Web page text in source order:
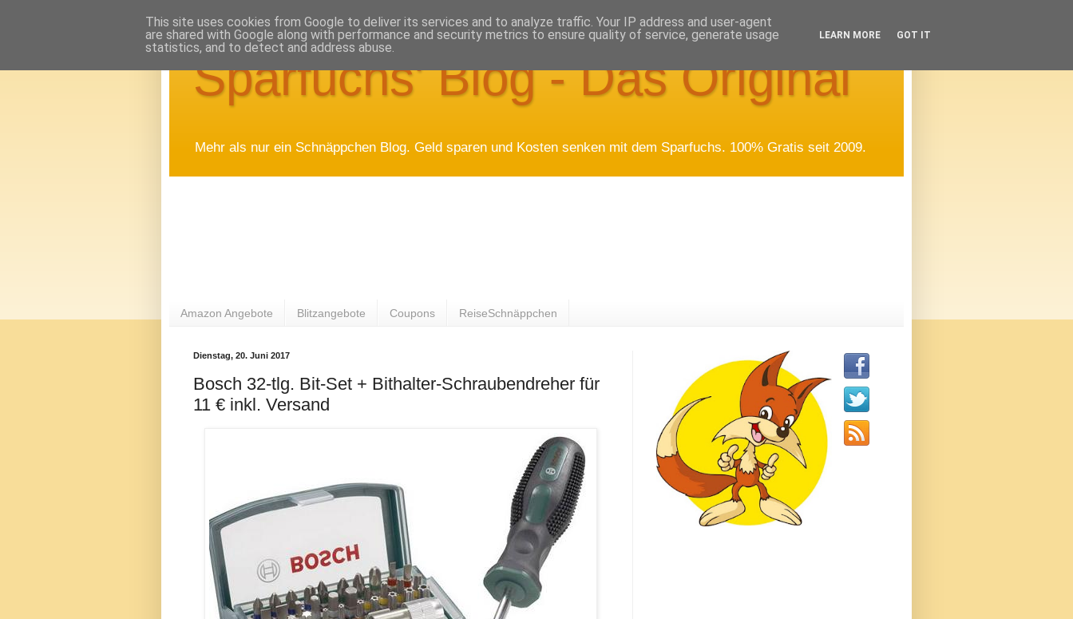
Sparfuchs' Blog - Das Original
Mehr als nur ein Schnäppchen Blog. Geld sparen und Kosten senken mit dem Sparfuchs. 100% Gratis seit 2009.
Amazon Angebote Blitzangebote Coupons ReiseSchnäppchen
Dienstag, 20. Juni 2017
Bosch 32-tlg. Bit-Set + Bithalter-Schraubendreher für
11 € inkl. Versand
This site uses cookies from Google to deliver its services and to analyze traffic. Your IP address and user-agent
are shared with Google along with performance and security metrics to ensure quality of service, generate usage
statistics, and to detect and address abuse.
LEARN MORE GOT IT